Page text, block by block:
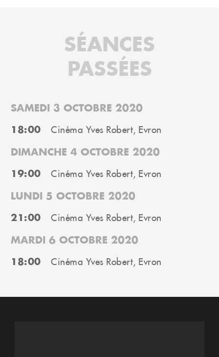
SÉANCES
PASSÉES
SAMEDI 3 OCTOBRE 2020
18:00 Cinéma Yves Robert, Evron
DIMANCHE 4 OCTOBRE 2020
19:00 Cinéma Yves Robert, Evron
LUNDI 5 OCTOBRE 2020
21:00 Cinéma Yves Robert, Evron
MARDI 6 OCTOBRE 2020
18:00 Cinéma Yves Robert, Evron